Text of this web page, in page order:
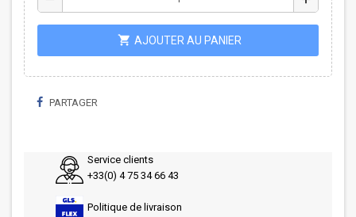
shopping_cart AJOUTER AU PANIER
PARTAGER
Service clients
+33(0) 4 75 34 66 43
Politique de livraison